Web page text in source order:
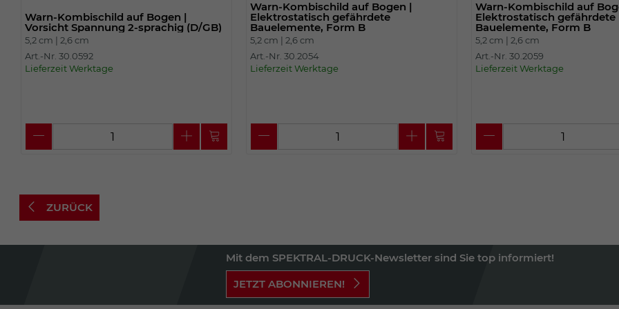
Warn-Kombischild auf Bogen |
Vorsicht Spannung 2-sprachig (D/GB)
5,2 cm |2,6 cm
Art.-Nr. 30.0592
Lieferzeit Werktage
Warn-Kombischild auf Bogen |
Elektrostatisch gefährdete
Bauelemente, Form B
5,2 cm |2,6 cm
Art.-Nr. 30.2054
Lieferzeit Werktage
Warn-Kombischild auf
Elektrostatisch gefährdete
Bauelemente, Form B
5,2 cm | 2,6 cm
Art.-Nr. 30.2059
Lieferzeit Werktage
ZURÜCK
Mit dem SPEKTRAL-DRUCK-Newsletter sind Sie top informiert!
JETZT ABONNIEREN!